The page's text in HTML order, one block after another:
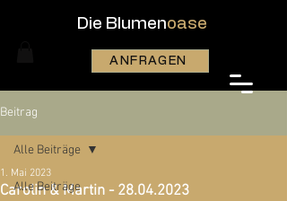
Die Blumenoase
ANFRAGEN
Beitrag
Alle Beiträge
Alle Beiträge
Carolin & Martin - 28.04.2023
1. Mai 2023